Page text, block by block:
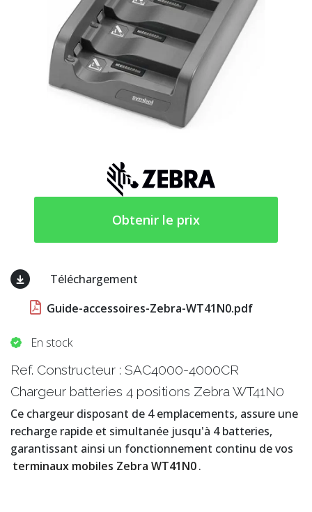
Obtenir le prix
Téléchargement
Guide-accessoires-Zebra-WT41N0.pdf
En stock
Ref. Constructeur : SAC4000-4000CR
Chargeur batteries 4 positions Zebra WT41N0
Ce chargeur disposant de 4 emplacements, assure une
recharge rapide et simultanée jusqu'à 4 batteries,
garantissant ainsi un fonctionnement continu de vos
terminaux mobiles Zebra WT41N0.